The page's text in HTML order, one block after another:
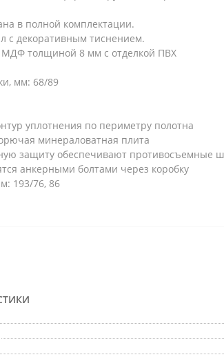
в полной комплектации.
с декоративным тиснением.
МДФ толщиной 8 мм с отделкой ПВХ
мм: 68/89
уплотнения по периметру полотна
минераловатная плита
защиту обеспечивают противосъемные
анкерными болтами через коробку
193/76, 86